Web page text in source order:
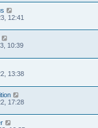
12:41
10:39
13:38
17:28